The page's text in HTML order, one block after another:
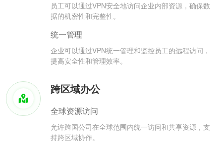
员工可以通过VPN安全地访问企业内部资源，确保数
据的机密性和完整性。
统一管理
企业可以通过VPN统一管理和监控员工的远程访问，
提高安全性和管理效率。
跨区域办公
全球资源访问
允许跨国公司在全球范围内统一访问和共享资源，支
持跨区域协作。